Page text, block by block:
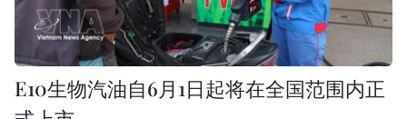
E10生物汽油自6月1日起将在全国范围内正